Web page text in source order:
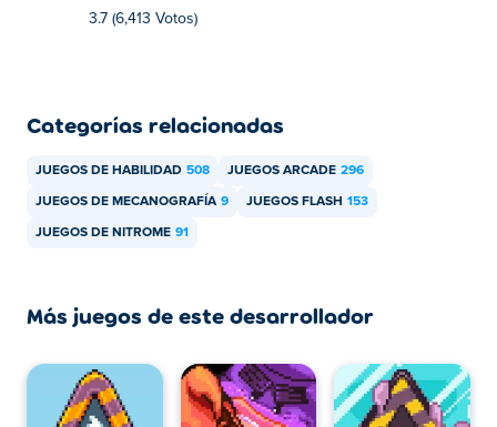
3.7 (6,413 Votos)
Categorías relacionadas
JUEGOS DE HABILIDAD 508 JUEGOS ARCADE 296
JUEGOS DE MECANOGRAFÍA 9 JUEGOS FLASH 153
JUEGOS DE NITROME 91
Más juegos de este desarrollador